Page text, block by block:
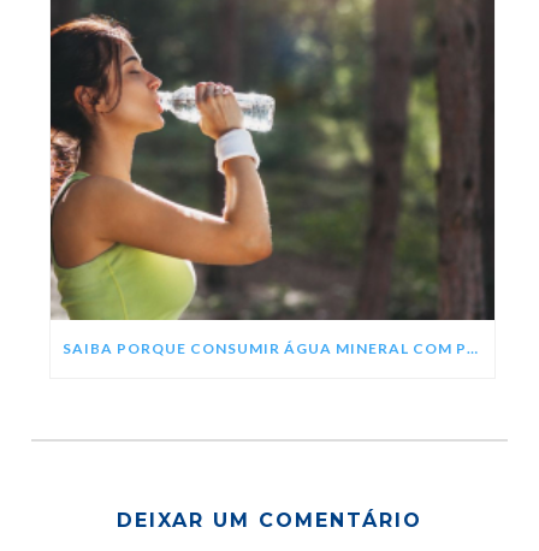
SAIBA PORQUE CONSUMIR ÁGUA MINERAL COM PH ALCALINO
DEIXAR UM COMENTÁRIO